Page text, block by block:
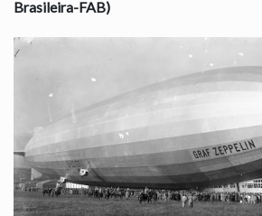
Brasileira-FAB)